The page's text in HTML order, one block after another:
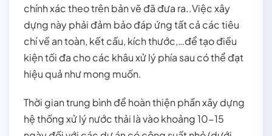
chính xác theo trên bản vẽ đã đưa ra..Việc xây
dựng này phải đảm bảo đáp ứng tất cả các tiêu
chí về an toàn, kết cấu, kích thước,…để tạo điều
kiện tối đa cho các khâu xử lý phía sau có thể đạt
hiệu quả như mong muốn.
Thời gian trung bình để hoàn thiện phần xây dựng
hệ thống xử lý nước thải là vào khoảng 10-15